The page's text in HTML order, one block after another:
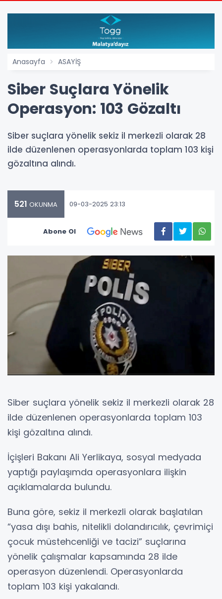
Anasayfa ASAYİŞ
Siber Suçlara Yönelik
Operasyon: 103 Gözaltı
Siber suçlara yönelik sekiz il merkezli olarak 28
ilde düzenlenen operasyonlarda toplam 103 kişi
gözaltına alındı.
521 OKUNMA 09-03-2025 23:13
Abone Ol
Siber suçlara yönelik sekiz il merkezli olarak 28
ilde düzenlenen operasyonlarda toplam 103
kişi gözaltına alındı.
İçişleri Bakanı Ali Yerlikaya, sosyal medyada
yaptığı paylaşımda operasyonlara ilişkin
açıklamalarda bulundu.
Buna göre, sekiz il merkezli olarak başlatılan
“yasa dışı bahis, nitelikli dolandırıcılık, çevrimiçi
çocuk müstehcenliği ve tacizi” suçlarına
yönelik çalışmalar kapsamında 28 ilde
operasyon düzenlendi. Operasyonlarda
toplam 103 kişi yakalandı.